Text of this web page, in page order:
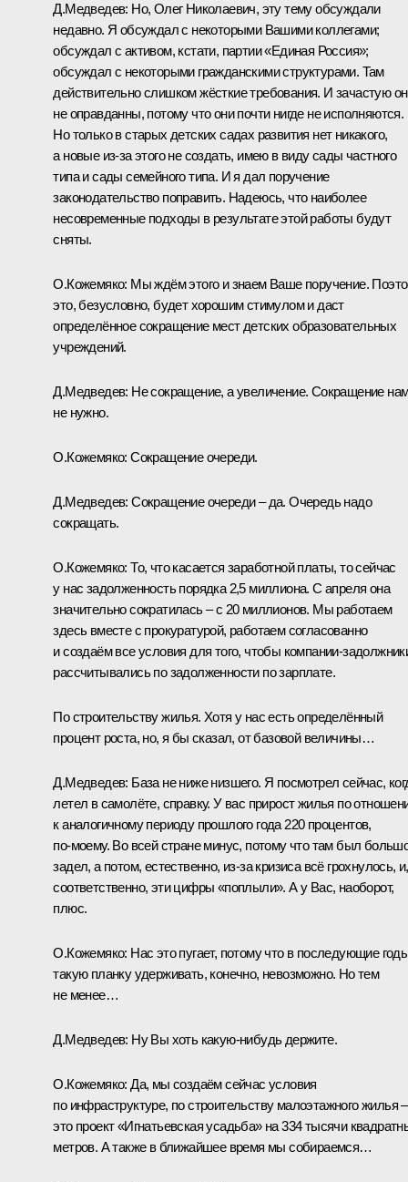
Д.Медведев: Но, Олег Николаевич, эту тему обсуждали
недавно. Я обсуждал с некоторыми Вашими коллегами;
обсуждал с активом, кстати, партии «Единая Россия»;
обсуждал с некоторыми гражданскими структурами. Там
действительно слишком жёсткие требования. И зачастую
не оправданны, потому что они почти нигде не исполняются.
Но только в старых детских садах развития нет никакого,
а новые из‑за этого не создать, имею в виду сады частного
типа и сады семейного типа. И я дал поручение
законодательство поправить. Надеюсь, что наиболее
несовременные подходы в результате этой работы будут
сняты.
О.Кожемяко: Мы ждём этого и знаем Ваше поручение.
это, безусловно, будет хорошим стимулом и даст
определённое сокращение мест детских образовательных
учреждений.
Д.Медведев: Не сокращение, а увеличение. Сокращение
не нужно.
О.Кожемяко: Сокращение очереди.
Д.Медведев:Сокращение очереди – да. Очередь надо
сокращать.
О.Кожемяко: То, что касается заработной платы, то сейчас
у нас задолженность порядка 2,5 миллиона. С апреля она
значительно сократилась – с 20 миллионов. Мы работаем
здесь вместе с прокуратурой, работаем согласованно
и создаём все условия для того, чтобы компании-
рассчитывались по задолженности по зарплате.
По строительству жилья. Хотя у нас есть определённый
процент роста, но, я бы сказал, от базовой величины…
Д.Медведев: База не ниже низшего. Я посмотрел сейчас,
летел в самолёте, справку. У вас прирост жилья по
к аналогичному периоду прошлого года 220 процентов,
по‑моему. Во всей стране минус, потому что там был
задел, а потом, естественно, из‑за кризиса всё грохнулось, и,
соответственно, эти цифры «поплыли». А у Вас, наоборот,
плюс.
О.Кожемяко: Нас это пугает, потому что в последующие
такую планку удерживать, конечно, невозможно. Но тем
не менее…
Д.Медведев: Ну Вы хоть какую‑нибудь держите.
О.Кожемяко: Да, мы создаём сейчас условия
по инфраструктуре, по строительству малоэтажного жилья –
это проект «Игнатьевская усадьба» на 334 тысячи
метров. А также в ближайшее время мы собираемся…